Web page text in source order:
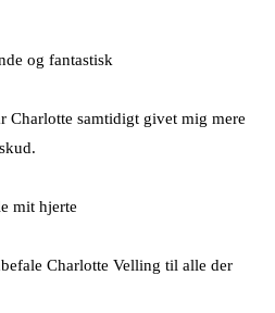
og fantastisk
Charlotte samtidigt givet mig mere
mit hjerte
Charlotte Velling til alle der